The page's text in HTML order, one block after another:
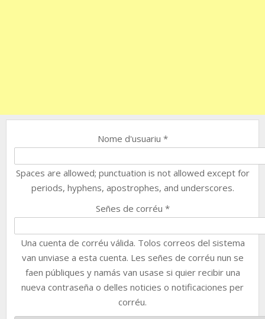
Nome d'usuariu *
Spaces are allowed; punctuation is not allowed except for
periods, hyphens, apostrophes, and underscores.
Señes de corréu *
Una cuenta de corréu válida. Tolos correos del sistema
van unviase a esta cuenta. Les señes de corréu nun se
faen públiques y namás van usase si quier recibir una
nueva contraseña o delles noticies o notificaciones per
corréu.